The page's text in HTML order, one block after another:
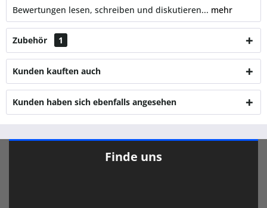
Bewertungen lesen, schreiben und diskutieren... mehr
Zubehör 1
Kunden kauften auch
Kunden haben sich ebenfalls angesehen
Finde uns